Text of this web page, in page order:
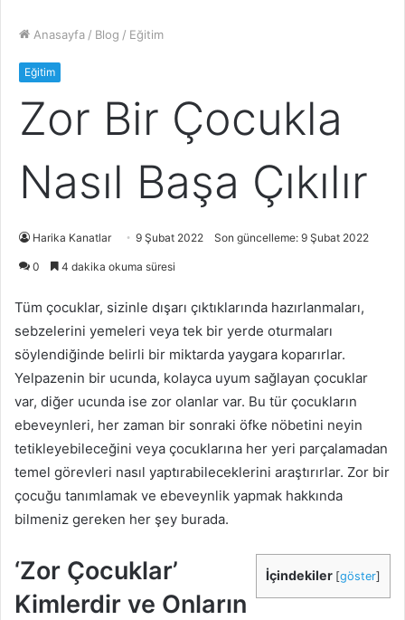
Anasayfa / Blog / Eğitim
Eğitim
Zor Bir Çocukla
Nasıl Başa Çıkılır
Harika Kanatlar 9 Şubat 2022 Son güncelleme: 9 Şubat 2022
0 4 dakika okuma süresi
Tüm çocuklar, sizinle dışarı çıktıklarında hazırlanmaları,
sebzelerini yemeleri veya tek bir yerde oturmaları
söylendiğinde belirli bir miktarda yaygara koparırlar.
Yelpazenin bir ucunda, kolayca uyum sağlayan çocuklar
var, diğer ucunda ise zor olanlar var. Bu tür çocukların
ebeveynleri, her zaman bir sonraki öfke nöbetini neyin
tetikleyebileceğini veya çocuklarına her yeri parçalamadan
temel görevleri nasıl yaptırabileceklerini araştırırlar. Zor bir
çocuğu tanımlamak ve ebeveynlik yapmak hakkında
bilmeniz gereken her şey burada.
İçindekiler [göster]
‘Zor Çocuklar’
Kimlerdir ve Onların